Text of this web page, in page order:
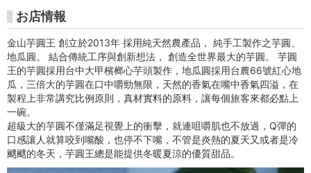
美
術
館
チ
ケ
ッ
お店情報
金山芋圓王 創立於2013年 採用純天然農產品， 純手工製作之芋圓、
地瓜圓。 結合傳統工序與創新想法， 創造全世界最大的芋圓。 芋圓
王的芋圓採用台中大甲檳榔心芋頭製作，地瓜圓採用台農66號紅心地
瓜，三倍大的芋圓在口中嚼勁無限，天然的香氣在嘴中香氣四溢，在
製程上非常講究比例原則，真材實料的原料，讓每個旅客來都必點上
一碗。
超級大的芋圓不僅滿足視覺上的衝擊，就連咀嚼肌也不放過，Q彈的
口感讓人就算咬到嘴酸，也停不下嘴，不管是炎熱的夏天又或者是冷
颼颼的冬天，芋圓王總是能提供冬暖夏涼的優質甜品。